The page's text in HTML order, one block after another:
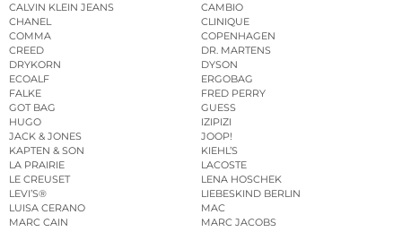
BRAX
CALVIN KLEIN
CALVIN KLEIN JEANS
CAMBIO
CHANEL
CLINIQUE
COMMA
COPENHAGEN
CREED
DR. MARTENS
DRYKORN
DYSON
ECOALF
ERGOBAG
FALKE
FRED PERRY
GOT BAG
GUESS
HUGO
IZIPIZI
JACK & JONES
JOOP!
KAPTEN & SON
KIEHL’S
LA PRAIRIE
LACOSTE
LE CREUSET
LENA HOSCHEK
LEVI’S®
LIEBESKIND BERLIN
LUISA CERANO
MAC